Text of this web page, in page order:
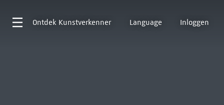
Ontdek Kunstverkenner Language Inloggen